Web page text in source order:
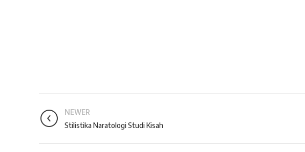
NEWER
Stilistika Naratologi Studi Kisah